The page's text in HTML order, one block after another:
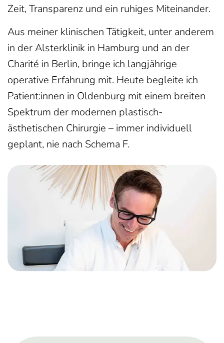
Zeit, Transparenz und ein ruhiges Miteinander.
Aus meiner klinischen Tätigkeit, unter anderem
in der Alsterklinik in Hamburg und an der
Charité in Berlin, bringe ich langjährige
operative Erfahrung mit. Heute begleite ich
Patient:innen in Oldenburg mit einem breiten
Spektrum der modernen plastisch-
ästhetischen Chirurgie – immer individuell
geplant, nie nach Schema F.